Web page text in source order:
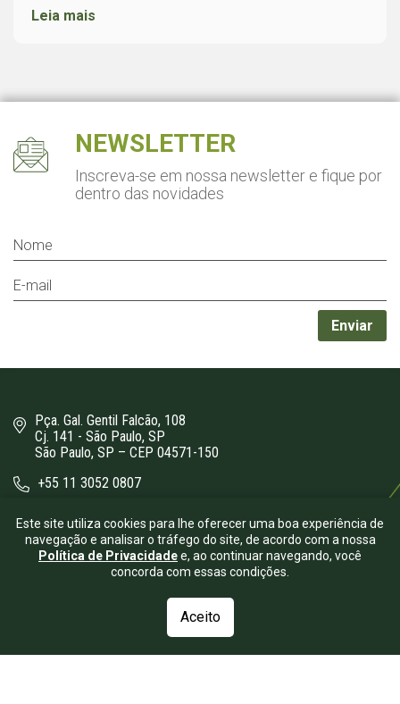
Leia mais
NEWSLETTER
Inscreva-se em nossa newsletter e fique por
dentro das novidades
Pça. Gal. Gentil Falcão, 108
Cj. 141 - São Paulo, SP
São Paulo, SP – CEP 04571-150
+55 11 3052 0807
Bergamini Advogados- Todos os direitos reservados.
| Desenvolvido por
Este site utiliza cookies para lhe oferecer uma boa experiência de
navegação e analisar o tráfego do site, de acordo com a nossa
Política de Privacidadee, ao continuar navegando, você
concorda com essas condições.
Aceito